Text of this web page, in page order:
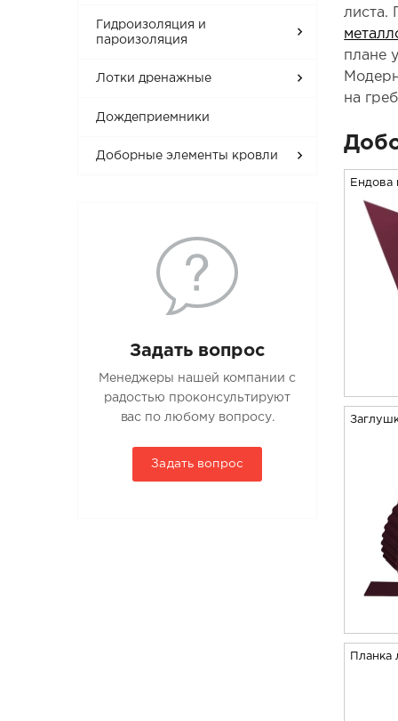
Гидроизоляция и
пароизоляция
Лотки дренажные
Дождеприемники
Доборные элементы кровли
Задать вопрос
Менеджеры нашей компании с
радостью проконсультируют
вас по любому вопросу.
Задать вопрос
листа.
плане
на
Ендова
Планка